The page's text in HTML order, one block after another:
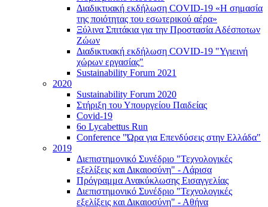
Διαδικτυακή εκδήλωση COVID-19 «Η σημασία
της ποιότητας του εσωτερικού αέρα»
Ξύλινα Σπιτάκια για την Προστασία Αδέσποτων
Ζώων
Διαδικτυακή εκδήλωση COVID-19 "Υγιεινή
χώρων εργασίας"
Sustainability Forum 2021
2020
Sustainability Forum 2020
Στήριξη του Υπουργείου Παιδείας
Covid-19
6ο Lycabettus Run
Conference "Ώρα για Επενδύσεις στην Ελλάδα"
2019
Διεπιστημονικό Συνέδριο "Τεχνολογικές
εξελίξεις και Δικαιοσύνη" - Λάρισα
Πρόγραμμα Ανακύκλωσης Εισαγγελίας
Διεπιστημονικό Συνέδριο "Τεχνολογικές
εξελίξεις και Δικαιοσύνη" - Αθήνα